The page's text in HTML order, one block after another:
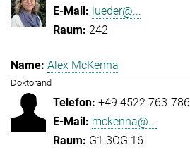
lueder@...
242
Alex McKenna
Doktorand
+49 4522 763-786
mckenna@...
G1.3OG.16